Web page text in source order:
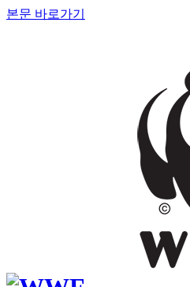
본문 바로가기